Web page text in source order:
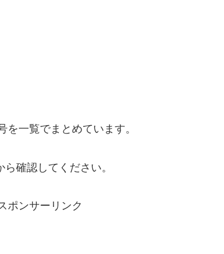
一覧でまとめています。
確認してください。
ポンサーリンク